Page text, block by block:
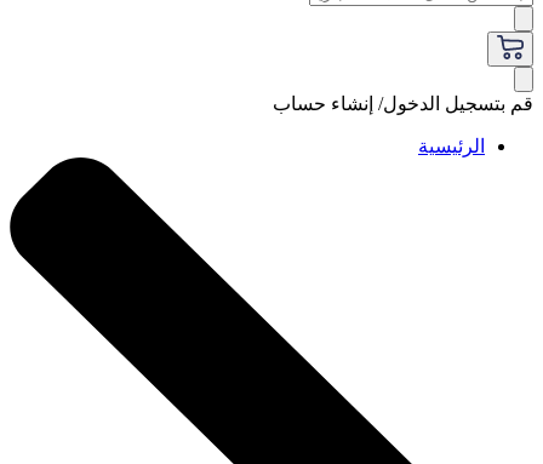
قم بتسجيل الدخول/ إنشاء حساب
الرئيسية